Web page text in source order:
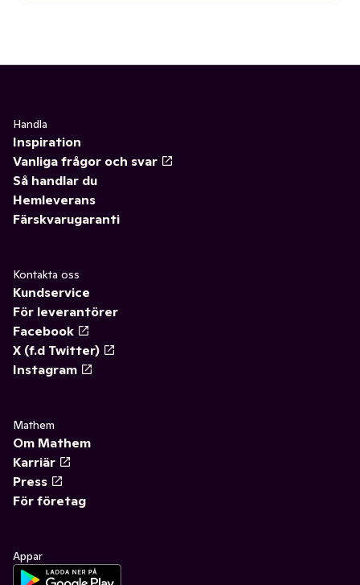
Handla
Inspiration
Vanliga frågor och svar
Så handlar du
Hemleverans
Färskvarugaranti
Kontakta oss
Kundservice
För leverantörer
Facebook
X (f.d Twitter)
Instagram
Mathem
Om Mathem
Karriär
Press
För företag
Appar